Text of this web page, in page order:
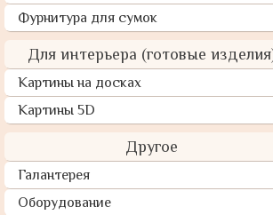
Фурнитура для сумок
Для интерьера (готовые
Картины на досках
Картины 5D
Другое
Галантерея
Оборудование